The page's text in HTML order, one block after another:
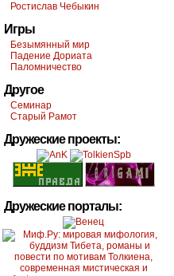
Ростислав Чебыкин
Игры
Безымянный мир
Падение Дориата
Паломничество
Другое
Семинар
Старый Рамот
Дружеские проекты:
Дружеские порталы: